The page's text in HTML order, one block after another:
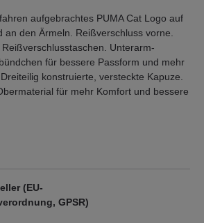
aufgebrachtes PUMA Cat Logo auf
an den Ärmeln. Reißverschluss vorne.
Unterarm-
für bessere Passform und mehr
konstruierte, versteckte Kapuze.
für mehr Komfort und bessere
(EU-
GPSR)